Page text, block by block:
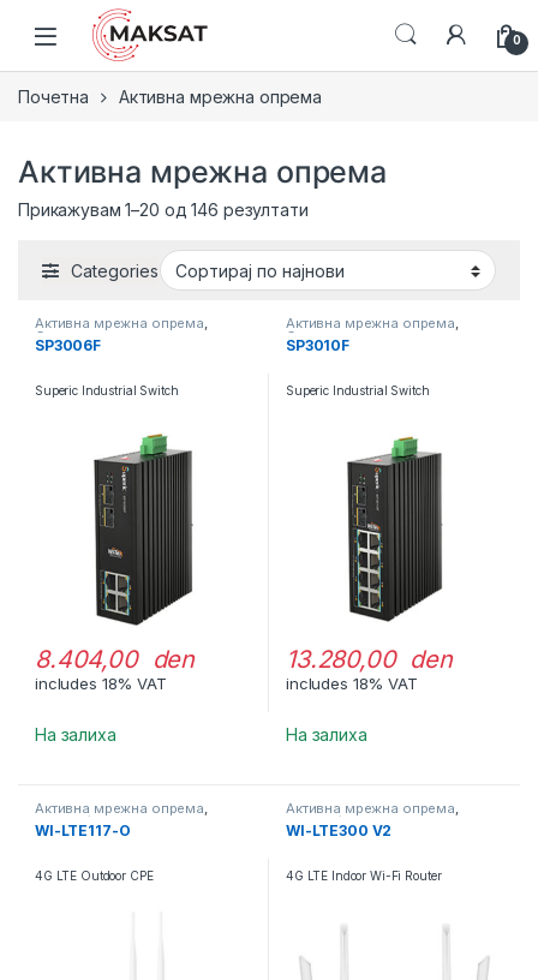
Кон навигација
Кон содржина
0
Почетна Активна мрежна опрема
Активна мрежна опрема
Прикажувам 1–20 од 146 резултати
Categories
Активна мрежна опрема,
Свичеви
SP3006F
Superic Industrial Switch
8.404,00 den
includes 18% VAT
На залиха
Активна мрежна опрема,
Свичеви
SP3010F
Superic Industrial Switch
13.280,00 den
includes 18% VAT
На залиха
Активна мрежна опрема,
Рутери / АП
WI-LTE117-O
4G LTE Outdoor CPE
Активна мрежна опрема,
Рутери / АП
WI-LTE300 V2
4G LTE Indoor Wi-Fi Router